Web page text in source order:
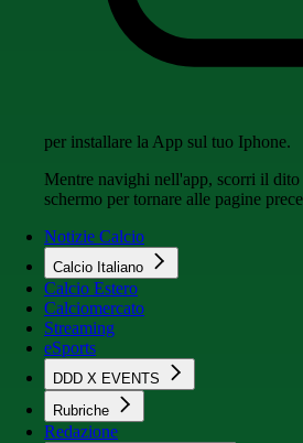
per installare la App sul tuo Iphone.
Mentre navighi nell'app, scorri il dito
schermo per tornare alle pagine
Notizie Calcio
Calcio Italiano
Calcio Estero
Calciomercato
Streaming
eSports
DDD X EVENTS
Rubriche
Redazione